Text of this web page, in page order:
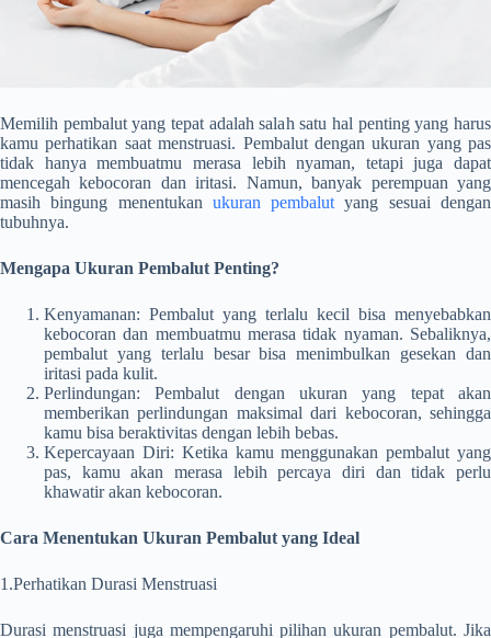
Memilih pembalut yang tepat adalah salah satu hal penting yang harus
kamu perhatikan saat menstruasi. Pembalut dengan ukuran yang pas
tidak hanya membuatmu merasa lebih nyaman, tetapi juga dapat
mencegah kebocoran dan iritasi. Namun, banyak perempuan yang
masih bingung menentukan ukuran pembalut yang sesuai dengan
tubuhnya.
Mengapa Ukuran Pembalut Penting?
Kenyamanan: Pembalut yang terlalu kecil bisa menyebabkan
kebocoran dan membuatmu merasa tidak nyaman. Sebaliknya,
pembalut yang terlalu besar bisa menimbulkan gesekan dan
iritasi pada kulit.
Perlindungan: Pembalut dengan ukuran yang tepat akan
memberikan perlindungan maksimal dari kebocoran, sehingga
kamu bisa beraktivitas dengan lebih bebas.
Kepercayaan Diri: Ketika kamu menggunakan pembalut yang
pas, kamu akan merasa lebih percaya diri dan tidak perlu
khawatir akan kebocoran.
Cara Menentukan Ukuran Pembalut yang Ideal
1.Perhatikan Durasi Menstruasi
Durasi menstruasi juga mempengaruhi pilihan ukuran pembalut. Jika